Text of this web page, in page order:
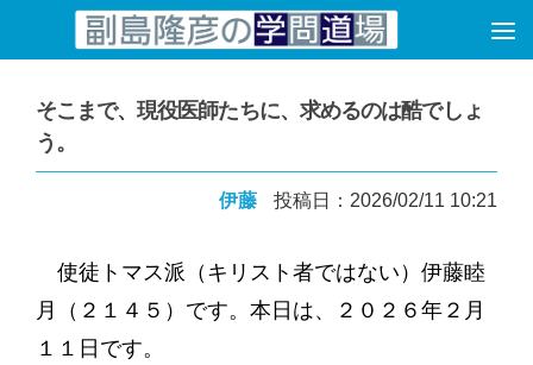
コンテンツへスキップ
そこまで、現役医師たちに、求めるのは酷でしょ
う。
伊藤 投稿日：2026/02/11 10:21
使徒トマス派（キリスト者ではない）伊藤睦
月（２１４５）です。本日は、２０２６年２月
１１日です。